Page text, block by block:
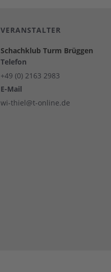
VERANSTALTER
Schachklub Turm Brüggen
Telefon
+49 (0) 2163 2983
E-Mail
wi-thiel@t-online.de